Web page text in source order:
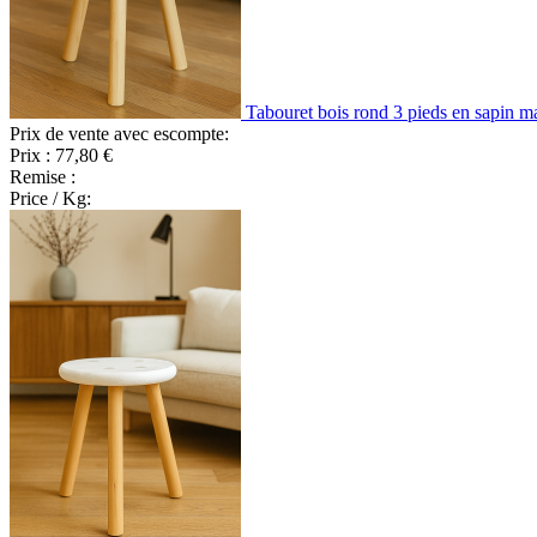
Tabouret bois rond 3 pieds en sapin
Prix de vente avec escompte:
Prix : 77,80 €
Remise :
Price / Kg: